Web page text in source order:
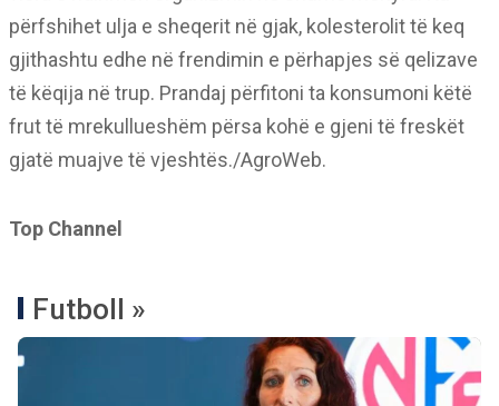
përfshihet ulja e sheqerit në gjak, kolesterolit të keq
gjithashtu edhe në frendimin e përhapjes së qelizave
të këqija në trup. Prandaj përfitoni ta konsumoni këtë
frut të mrekullueshëm përsa kohë e gjeni të freskët
gjatë muajve të vjeshtës./AgroWeb.
Top Channel
Futboll »